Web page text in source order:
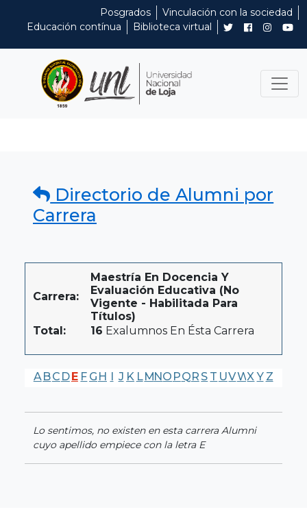
Posgrados
Vinculación con la sociedad
Educación contínua
Biblioteca virtual
Directorio de Alumni por
Carrera
Carrera:
Maestría En Docencia Y
Evaluación Educativa (No
Vigente - Habilitada Para
Títulos)
Total:
16 Exalumnos En Ésta Carrera
A BC DE F G H I J K LMNO PQR S T UVWX Y Z
Lo sentimos, no existen en esta carrera Alumni
cuyo apellido empiece con la letra E